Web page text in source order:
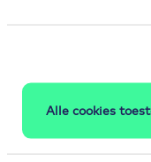
Alle cookies